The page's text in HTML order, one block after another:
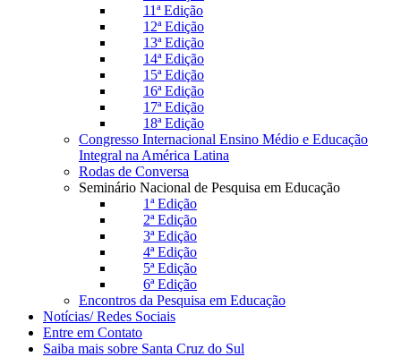
11ª Edição
12ª Edição
13ª Edição
14ª Edição
15ª Edição
16ª Edição
17ª Edição
18ª Edição
Congresso Internacional Ensino Médio e Educação
Integral na América Latina
Rodas de Conversa
Seminário Nacional de Pesquisa em Educação
1ª Edição
2ª Edição
3ª Edição
4ª Edição
5ª Edição
6ª Edição
Encontros da Pesquisa em Educação
Notícias/ Redes Sociais
Entre em Contato
Saiba mais sobre Santa Cruz do Sul